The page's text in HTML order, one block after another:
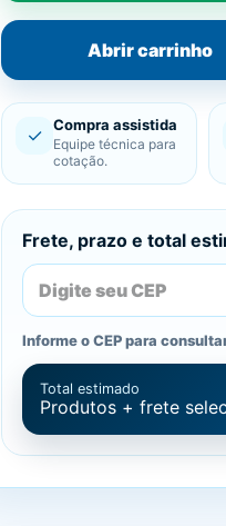
Abrir carrinho
✓ Compra assistida
Equipe técnica para
cotação.
Frete, prazo e total
Informe o CEP para
Total estimado
Produtos + frete